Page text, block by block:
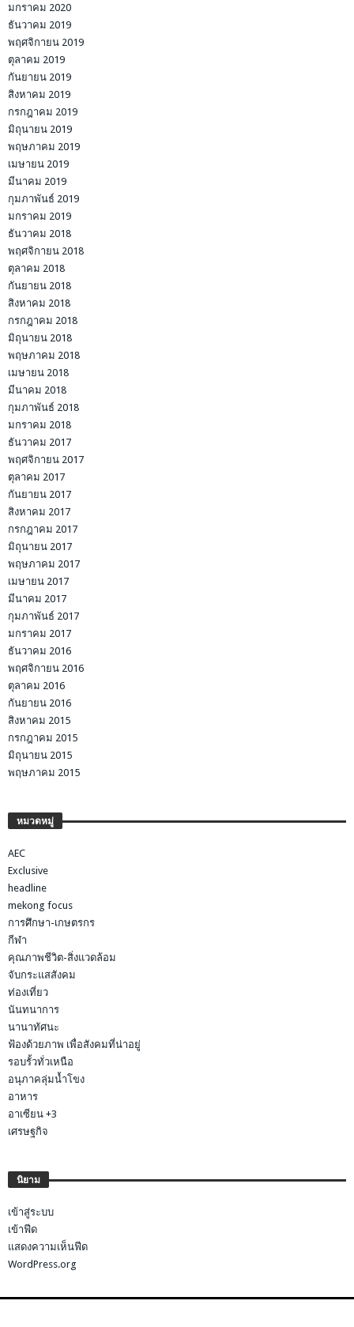
มกราคม 2020
ธันวาคม 2019
พฤศจิกายน 2019
ตุลาคม 2019
กันยายน 2019
สิงหาคม 2019
กรกฎาคม 2019
มิถุนายน 2019
พฤษภาคม 2019
เมษายน 2019
มีนาคม 2019
กุมภาพันธ์ 2019
มกราคม 2019
ธันวาคม 2018
พฤศจิกายน 2018
ตุลาคม 2018
กันยายน 2018
สิงหาคม 2018
กรกฎาคม 2018
มิถุนายน 2018
พฤษภาคม 2018
เมษายน 2018
มีนาคม 2018
กุมภาพันธ์ 2018
มกราคม 2018
ธันวาคม 2017
พฤศจิกายน 2017
ตุลาคม 2017
กันยายน 2017
สิงหาคม 2017
กรกฎาคม 2017
มิถุนายน 2017
พฤษภาคม 2017
เมษายน 2017
มีนาคม 2017
กุมภาพันธ์ 2017
มกราคม 2017
ธันวาคม 2016
พฤศจิกายน 2016
ตุลาคม 2016
กันยายน 2016
สิงหาคม 2015
กรกฎาคม 2015
มิถุนายน 2015
พฤษภาคม 2015
หมวดหมู่
AEC
Exclusive
headline
mekong focus
การศึกษา-เกษตรกร
กีฬา
คุณภาพชีวิต-สิ่งแวดล้อม
จับกระแสสังคม
ท่องเที่ยว
นันทนาการ
นานาทัศนะ
ฟ้องด้วยภาพ เพื่อสังคมที่น่าอยู่
รอบรั้วทั่วเหนือ
อนุภาคลุ่มน้ำโขง
อาหาร
อาเซียน +3
เศรษฐกิจ
นิยาม
เข้าสู่ระบบ
เข้าฟีด
แสดงความเห็นฟีด
WordPress.org